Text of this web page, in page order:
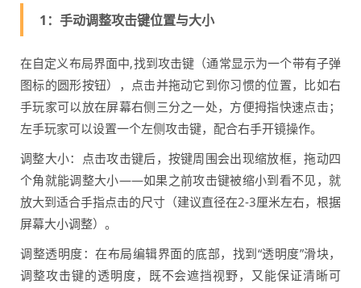
1：手动调整攻击键位置与大小
在自定义布局界面中,找到攻击键（通常显示为一个带有子弹
图标的圆形按钮），点击并拖动它到你习惯的位置，比如右
手玩家可以放在屏幕右侧三分之一处，方便拇指快速点击；
左手玩家可以设置一个左侧攻击键，配合右手开镜操作。
调整大小：点击攻击键后，按键周围会出现缩放框，拖动四
个角就能调整大小——如果之前攻击键被缩小到看不见，就
放大到适合手指点击的尺寸（建议直径在2-3厘米左右，根据
屏幕大小调整）。
调整透明度：在布局编辑界面的底部，找到“透明度”滑块，
调整攻击键的透明度，既不会遮挡视野，又能保证清晰可